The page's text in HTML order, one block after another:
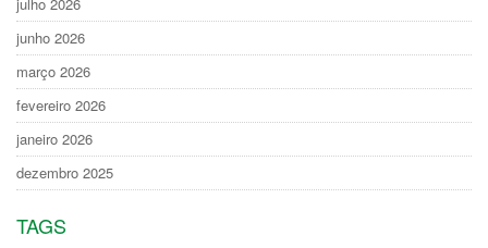
julho 2026
junho 2026
março 2026
fevereiro 2026
janeiro 2026
dezembro 2025
TAGS